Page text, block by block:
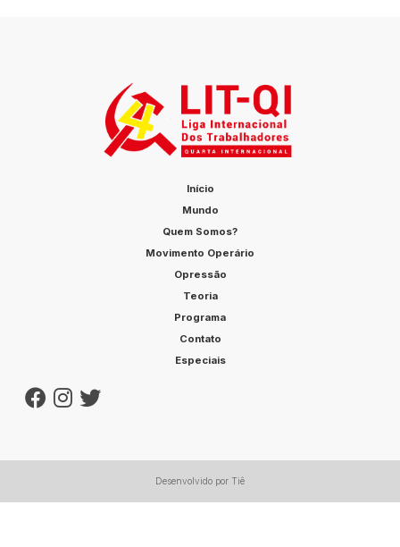
Início
Mundo
Quem Somos?
Movimento Operário
Opressão
Teoria
Programa
Contato
Especiais
Desenvolvido por Tiê